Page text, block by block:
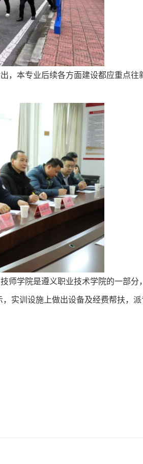
，本专业后续各方面建设都应重点往
师学院是遵义职业技术学院的一部分
实训设施上做出设备及经费帮扶，